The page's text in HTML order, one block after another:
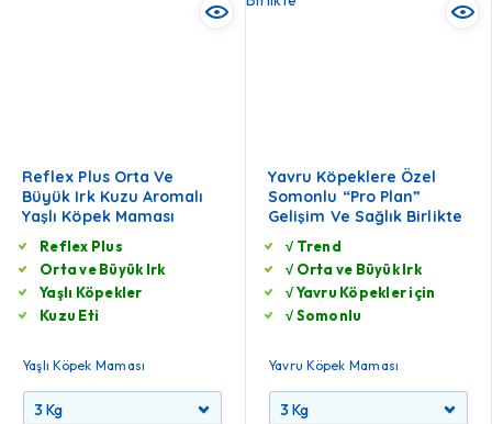
Reflex Plus Orta Ve
Büyük Irk Kuzu Aromalı
Yaşlı Köpek Maması
Reflex Plus
Orta ve Büyük Irk
Yaşlı Köpekler
Kuzu Eti
Yaşlı Köpek Maması
Yavru Köpeklere Özel
Somonlu “Pro Plan”
Gelişim Ve Sağlık Birlikte
√ Trend
√ Orta ve Büyük Irk
√ Yavru Köpekler için
√ Somonlu
Yavru Köpek Maması